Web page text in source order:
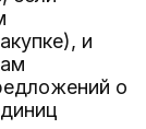
и
о